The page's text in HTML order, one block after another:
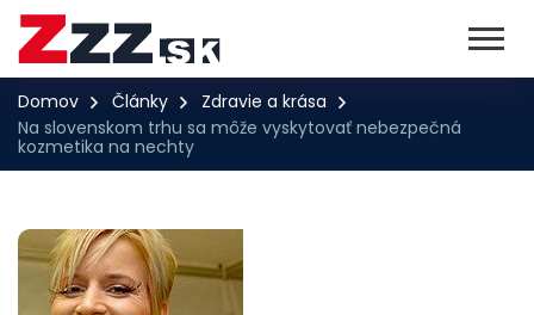
Domov Články
Zdravie a krása
Na slovenskom trhu sa môže vyskytovať nebezpečná
kozmetika na nechty